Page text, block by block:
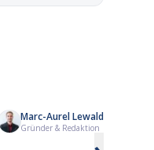
Marc-Aurel Lewald
Gründer & Redaktion
Yesway IPO: